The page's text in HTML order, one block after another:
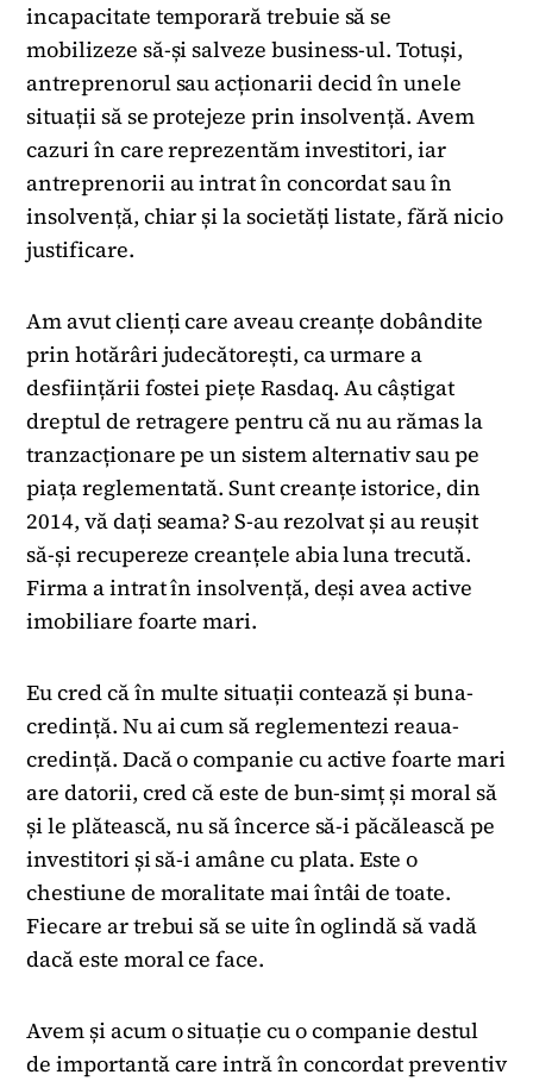
incapacitate temporară trebuie să se
mobilizeze să-și salveze business-ul. Totuși,
antreprenorul sau acționarii decid în unele
situații să se protejeze prin insolvență. Avem
cazuri în care reprezentăm investitori, iar
antreprenorii au intrat în concordat sau în
insolvență, chiar și la societăți listate, fără nicio
justificare.
Am avut clienți care aveau creanțe dobândite
prin hotărâri judecătorești, ca urmare a
desființării fostei piețe Rasdaq. Au câștigat
dreptul de retragere pentru că nu au rămas la
tranzacționare pe un sistem alternativ sau pe
piața reglementată. Sunt creanțe istorice, din
2014, vă dați seama? S-au rezolvat și au reușit
să-și recupereze creanțele abia luna trecută.
Firma a intrat în insolvență, deși avea active
imobiliare foarte mari.
Eu cred că în multe situații contează și buna-
credință. Nu ai cum să reglementezi reaua-
credință. Dacă o companie cu active foarte mari
are datorii, cred că este de bun-simț și moral să
și le plătească, nu să încerce să-i păcălească pe
investitori și să-i amâne cu plata. Este o
chestiune de moralitate mai întâi de toate.
Fiecare ar trebui să se uite în oglindă să vadă
dacă este moral ce face.
Avem și acum o situație cu o companie destul
de importantă care intră în concordat preventiv